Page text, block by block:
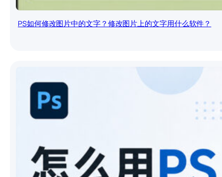
PS如何修改图片中的文字？修改图片上的文字用什么软件？